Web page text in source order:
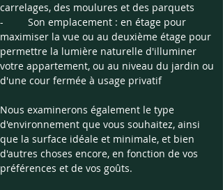
carrelages, des moulures et des parquets
- 	Son emplacement : en étage pour
maximiser la vue ou au deuxième étage pour
permettre la lumière naturelle d'illuminer
votre appartement, ou au niveau du jardin ou
d'une cour fermée à usage privatif
Nous examinerons également le type
d'environnement que vous souhaitez, ainsi
que la surface idéale et minimale, et bien
d'autres choses encore, en fonction de vos
préférences et de vos goûts.